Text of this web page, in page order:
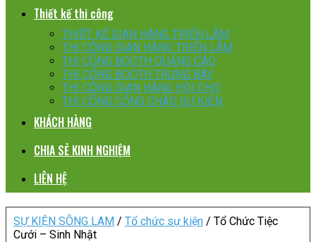
Thiết kế thi công
THIẾT KẾ GIAN HÀNG TRIỂN LÃM
THI CÔNG GIAN HÀNG TRIỂN LÃM
THI CÔNG BOOTH QUẢNG CÁO
THI CÔNG BOOTH TRƯNG BÀY
THI CÔNG GIAN HÀNG HỘI CHỢ
THI CÔNG CỔNG CHÀO SỰ KIỆN
KHÁCH HÀNG
CHIA SẺ KINH NGHIỆM
LIÊN HỆ
SỰ KIỆN SÔNG LAM / Tổ chức sự kiện / Tổ Chức Tiệc
Cưới – Sinh Nhật